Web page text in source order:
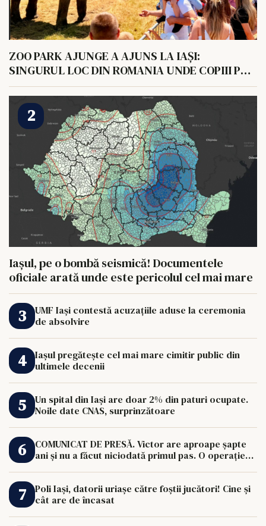
ZOO PARK AJUNGE A AJUNS LA IAȘI:
SINGURUL LOC DIN ROMANIA UNDE COPIII POT
HRANI UN ELEFANT
Iașul, pe o bombă seismică! Documentele
oficiale arată unde este pericolul cel mai mare
UMF Iași contestă acuzațiile aduse la ceremonia
de absolvire
Iașul pregătește cel mai mare cimitir public din
ultimele decenii
Un spital din Iași are doar 2% din paturi ocupate.
Noile date CNAS, surprinzătoare
COMUNICAT DE PRESĂ. Victor are aproape șapte
ani și nu a făcut niciodată primul pas. O operație
Poli Iași, datorii uriașe către foștii jucători! Cine și
cât are de încasat